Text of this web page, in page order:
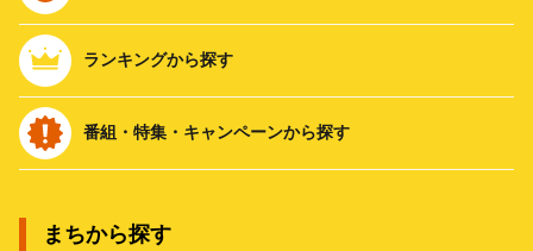
ランキングから探す
番組・特集・キャンペーンから探す
まちから探す